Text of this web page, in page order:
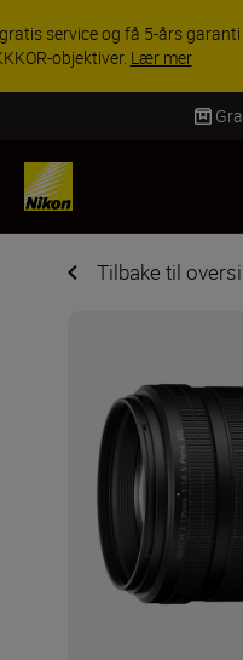
ACCESSORY
utvalgt tilbehør,
Tilbake til